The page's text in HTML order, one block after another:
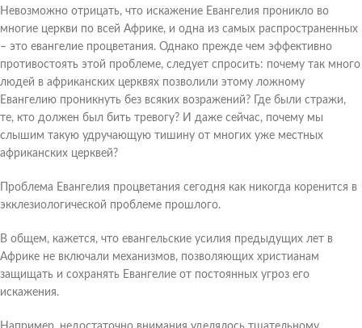
Невозможно отрицать, что искажение Евангелия проникло во
многие церкви по всей Африке, и одна из самых распространенных
– это евангелие процветания. Однако прежде чем эффективно
противостоять этой проблеме, следует спросить: почему так много
людей в африканских церквях позволили этому ложному
Евангелию проникнуть без всяких возражений? Где были стражи,
те, кто должен был бить тревогу? И даже сейчас, почему мы
слышим такую удручающую тишину от многих уже местных
африканских церквей?
Проблема Евангелия процветания сегодня как никогда коренится в
экклезиологической проблеме прошлого.
В общем, кажется, что евангельские усилия предыдущих лет в
Африке не включали механизмов, позволяющих христианам
защищать и сохранять Евангелие от постоянных угроз его
искажения.